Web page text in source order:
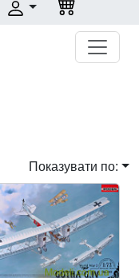
Показувати по: